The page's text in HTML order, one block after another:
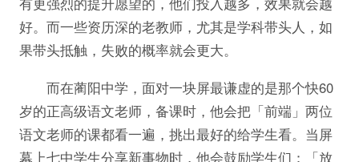
好。而一些资历深的老教师，尤其是学科带头人，如
果带头抵触，失败的概率就会更大。
而在蔺阳中学，面对一块屏最谦虚的是那个快60
岁的正高级语文老师，备课时，他会把「前端」两位
语文老师的课都看一遍，挑出最好的给学生看。当屏
幕上七中学生分享新事物时，他会鼓励学生们：「放